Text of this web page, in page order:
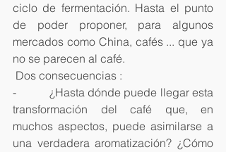
ciclo de fermentación. Hasta el punto
de poder proponer, para algunos
mercados como China, cafés ... que ya
no se parecen al café.
Dos consecuencias :
-           ¿Hasta dónde puede llegar esta
transformación del café que, en
muchos aspectos, puede asimilarse a
una verdadera aromatización? ¿Cómo